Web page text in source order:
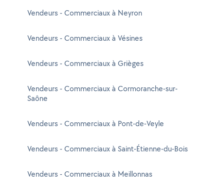
Vendeurs - Commerciaux à Neyron
Vendeurs - Commerciaux à Vésines
Vendeurs - Commerciaux à Grièges
Vendeurs - Commerciaux à Cormoranche-sur-
Saône
Vendeurs - Commerciaux à Pont-de-Veyle
Vendeurs - Commerciaux à Saint-Étienne-du-Bois
Vendeurs - Commerciaux à Meillonnas